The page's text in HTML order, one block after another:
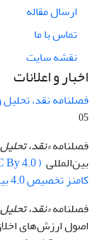
ارسال مقاله
تماس با ما
نقشه سایت
اخبار و اعلانات
فصلنامه نقد،
05
فصلنامه«نقد،
بین‌المللی
کامنز تخصیص 4.0 بین‌المللی ) ف
فصلنامه«نقد،
اصول ارزش‌های